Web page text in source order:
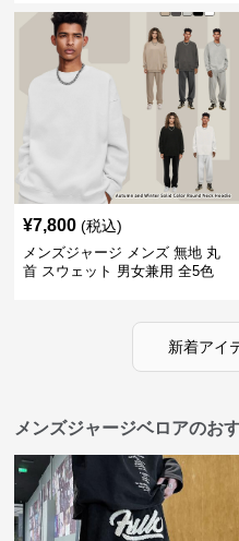
¥7,800 (税込)
メンズジャージ メンズ 無地 丸
首 スウェット 男女兼用 全5色
新着アイ
メンズジャージベロアのお